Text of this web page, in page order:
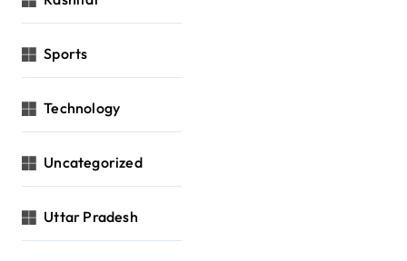
Sports
Technology
Uncategorized
Uttar Pradesh